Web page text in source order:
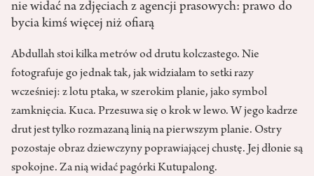
nie widać na zdjęciach z agencji prasowych: prawo do
bycia kimś więcej niż ofiarą
Abdullah stoi kilka metrów od drutu kolczastego. Nie
fotografuje go jednak tak, jak widziałam to setki razy
wcześniej: z lotu ptaka, w szerokim planie, jako symbol
zamknięcia. Kuca. Przesuwa się o krok w lewo. W jego kadrze
drut jest tylko rozmazaną linią na pierwszym planie. Ostry
pozostaje obraz dziewczyny poprawiającej chustę. Jej dłonie są
spokojne. Za nią widać pagórki Kutupalong.